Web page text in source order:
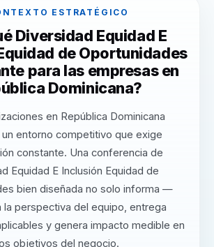
ESTRATÉGICO
Diversidad Equidad E
de Oportunidades
para las empresas en
Dominicana?
en República Dominicana
entorno competitivo que exige
constante. Una conferencia de
Equidad E Inclusión Equidad de
bien diseñada no solo informa —
la perspectiva del equipo, entrega
y genera impacto medible en
objetivos del negocio.